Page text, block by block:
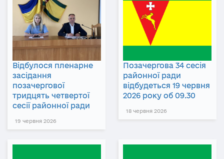
Відбулося пленарне
засідання
позачергової
тридцять четвертої
сесії районної ради
19 червня 2026
Позачергова 34 сесія
районної ради
відбудеться 19 червня
2026 року об 09.30
18 червня 2026